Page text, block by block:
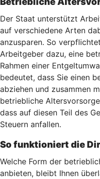
Der Staat unterstützt
auf verschiedene Arten
anzusparen. So
Arbeitgeber dazu, eine
Rahmen einer
bedeutet, dass Sie einen
abziehen und zusammen
betriebliche
dass auf diesen Teil des
Steuern anfallen.
So funktioniert die
Welche Form der
anbieten, bleibt Ihnen